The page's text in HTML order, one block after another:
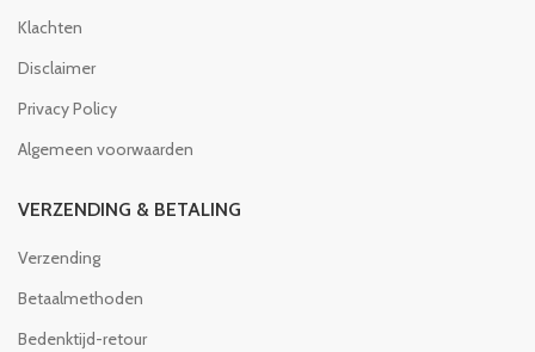
Klachten
Disclaimer
Privacy Policy
Algemeen voorwaarden
VERZENDING & BETALING
Verzending
Betaalmethoden
Bedenktijd-retour